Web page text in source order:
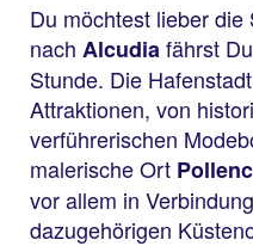
Du möchtest lieber
nach Alcudiafährst
Stunde. Die
Attraktionen, von
verführerischen
malerische Ort
vor allem in
dazugehörigen